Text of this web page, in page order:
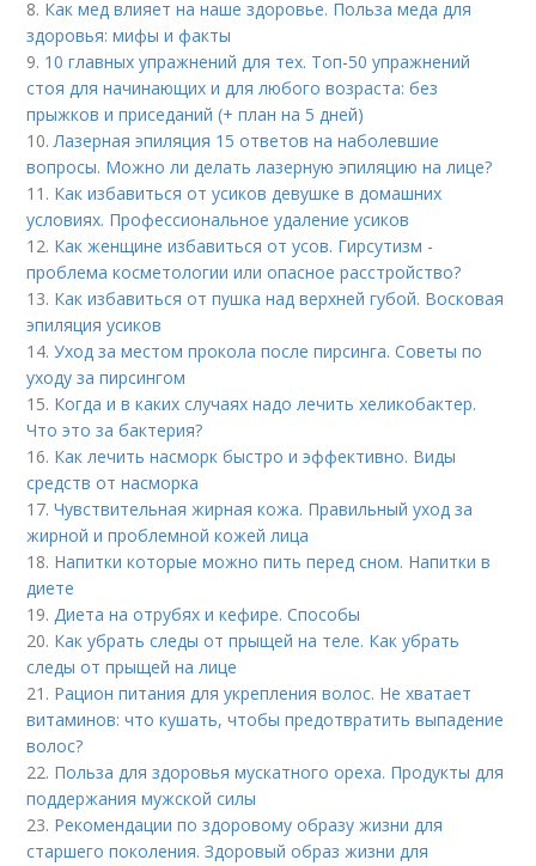
8. Как мед влияет на наше здоровье. Польза меда для
здоровья: мифы и факты
9. 10 главных упражнений для тех. Топ-50 упражнений
стоя для начинающих и для любого возраста: без
прыжков и приседаний (+ план на 5 дней)
10.Лазерная эпиляция 15 ответов на наболевшие
вопросы. Можно ли делать лазерную эпиляцию на лице?
11. Как избавиться от усиков девушке в домашних
условиях. Профессиональное удаление усиков
12. Как женщине избавиться от усов. Гирсутизм -
проблема косметологии или опасное расстройство?
13. Как избавиться от пушка над верхней губой. Восковая
эпиляция усиков
14.Уход за местом прокола после пирсинга. Советы по
уходу за пирсингом
15. Когда и в каких случаях надо лечить хеликобактер.
Что это за бактерия?
16. Как лечить насморк быстро и эффективно. Виды
средств от насморка
17.Чувствительная жирная кожа. Правильный уход за
жирной и проблемной кожей лица
18. Напитки которые можно пить перед сном. Напитки в
диете
19.Диета на отрубях и кефире. Способы
20. Как убрать следы от прыщей на теле. Как убрать
следы от прыщей на лице
21. Рацион питания для укрепления волос. Не хватает
витаминов: что кушать, чтобы предотвратить выпадение
волос?
22. Польза для здоровья мускатного ореха. Продукты для
поддержания мужской силы
23. Рекомендации по здоровому образу жизни для
старшего поколения. Здоровый образ жизни для